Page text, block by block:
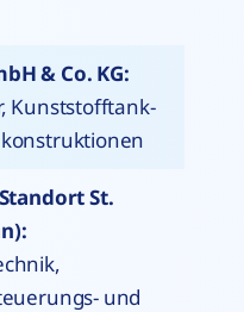
& Co. KG:
Kunststofftank-
St.
und